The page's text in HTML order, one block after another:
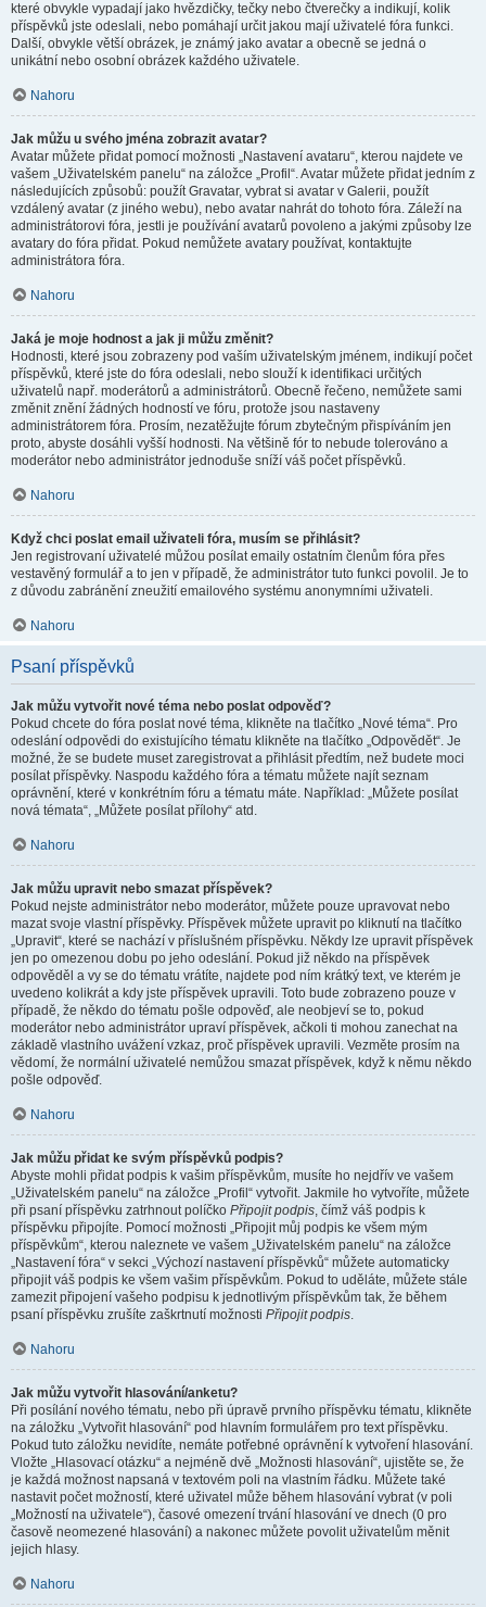
které obvykle vypadají jako hvězdičky, tečky nebo čtverečky a indikují, kolik
příspěvků jste odeslali, nebo pomáhají určit jakou mají uživatelé fóra funkci.
Další, obvykle větší obrázek, je známý jako avatar a obecně se jedná o
unikátní nebo osobní obrázek každého uživatele.
Nahoru
Jak můžu u svého jména zobrazit avatar?
Avatar můžete přidat pomocí možnosti „Nastavení avataru“, kterou najdete ve
vašem „Uživatelském panelu“ na záložce „Profil“. Avatar můžete přidat jedním z
následujících způsobů: použít Gravatar, vybrat si avatar v Galerii, použít
vzdálený avatar (z jiného webu), nebo avatar nahrát do tohoto fóra. Záleží na
administrátorovi fóra, jestli je používání avatarů povoleno a jakými způsoby lze
avatary do fóra přidat. Pokud nemůžete avatary používat, kontaktujte
administrátora fóra.
Nahoru
Jaká je moje hodnost a jak ji můžu změnit?
Hodnosti, které jsou zobrazeny pod vaším uživatelským jménem, indikují počet
příspěvků, které jste do fóra odeslali, nebo slouží k identifikaci určitých
uživatelů např. moderátorů a administrátorů. Obecně řečeno, nemůžete sami
změnit znění žádných hodností ve fóru, protože jsou nastaveny
administrátorem fóra. Prosím, nezatěžujte fórum zbytečným přispíváním jen
proto, abyste dosáhli vyšší hodnosti. Na většině fór to nebude tolerováno a
moderátor nebo administrátor jednoduše sníží váš počet příspěvků.
Nahoru
Když chci poslat email uživateli fóra, musím se přihlásit?
Jen registrovaní uživatelé můžou posílat emaily ostatním členům fóra přes
vestavěný formulář a to jen v případě, že administrátor tuto funkci povolil. Je to
z důvodu zabránění zneužití emailového systému anonymními uživateli.
Nahoru
Psaní příspěvků
Jak můžu vytvořit nové téma nebo poslat odpověď?
Pokud chcete do fóra poslat nové téma, klikněte na tlačítko „Nové téma“. Pro
odeslání odpovědi do existujícího tématu klikněte na tlačítko „Odpovědět“. Je
možné, že se budete muset zaregistrovat a přihlásit předtím, než budete moci
posílat příspěvky. Naspodu každého fóra a tématu můžete najít seznam
oprávnění, které v konkrétním fóru a tématu máte. Například: „Můžete posílat
nová témata“, „Můžete posílat přílohy“ atd.
Nahoru
Jak můžu upravit nebo smazat příspěvek?
Pokud nejste administrátor nebo moderátor, můžete pouze upravovat nebo
mazat svoje vlastní příspěvky. Příspěvek můžete upravit po kliknutí na tlačítko
„Upravit“, které se nachází v příslušném příspěvku. Někdy lze upravit příspěvek
jen po omezenou dobu po jeho odeslání. Pokud již někdo na příspěvek
odpověděl a vy se do tématu vrátíte, najdete pod ním krátký text, ve kterém je
uvedeno kolikrát a kdy jste příspěvek upravili. Toto bude zobrazeno pouze v
případě, že někdo do tématu pošle odpověď, ale neobjeví se to, pokud
moderátor nebo administrátor upraví příspěvek, ačkoli ti mohou zanechat na
základě vlastního uvážení vzkaz, proč příspěvek upravili. Vezměte prosím na
vědomí, že normální uživatelé nemůžou smazat příspěvek, když k němu někdo
pošle odpověď.
Nahoru
Jak můžu přidat ke svým příspěvků podpis?
Abyste mohli přidat podpis k vašim příspěvkům, musíte ho nejdřív ve vašem
„Uživatelském panelu“ na záložce „Profil“ vytvořit. Jakmile ho vytvoříte, můžete
při psaní příspěvku zatrhnout políčko Připojit podpis, čímž váš podpis k
příspěvku připojíte. Pomocí možnosti „Připojit můj podpis ke všem mým
příspěvkům“, kterou naleznete ve vašem „Uživatelském panelu“ na záložce
„Nastavení fóra“ v sekci „Výchozí nastavení příspěvků“ můžete automaticky
připojit váš podpis ke všem vašim příspěvkům. Pokud to uděláte, můžete stále
zamezit připojení vašeho podpisu k jednotlivým příspěvkům tak, že během
psaní příspěvku zrušíte zaškrtnutí možnosti Připojit podpis.
Nahoru
Jak můžu vytvořit hlasování/anketu?
Při posílání nového tématu, nebo při úpravě prvního příspěvku tématu, klikněte
na záložku „Vytvořit hlasování“ pod hlavním formulářem pro text příspěvku.
Pokud tuto záložku nevidíte, nemáte potřebné oprávnění k vytvoření hlasování.
Vložte „Hlasovací otázku“ a nejméně dvě „Možnosti hlasování“, ujistěte se, že
je každá možnost napsaná v textovém poli na vlastním řádku. Můžete také
nastavit počet možností, které uživatel může během hlasování vybrat (v poli
„Možností na uživatele“), časové omezení trvání hlasování ve dnech (0 pro
časově neomezené hlasování) a nakonec můžete povolit uživatelům měnit
jejich hlasy.
Nahoru